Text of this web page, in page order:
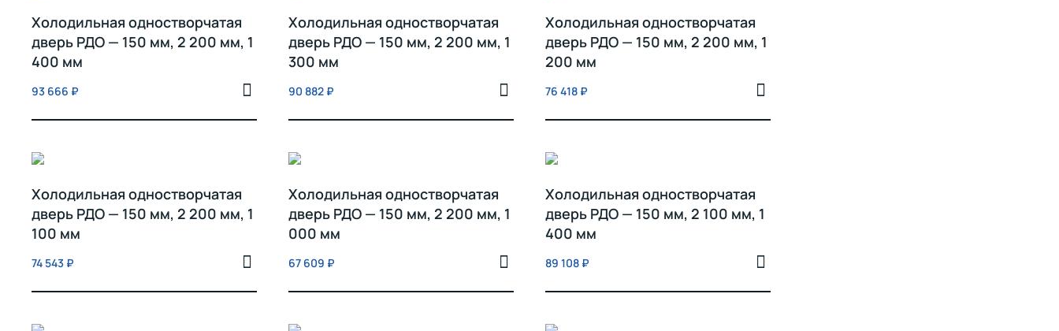
Холодильная одностворчатая
дверь РДО — 150 мм, 2 200 мм, 1
400 мм
93 666 ₽
Холодильная одностворчатая
дверь РДО — 150 мм, 2 200 мм, 1
300 мм
90 882 ₽
Холодильная одностворчатая
дверь РДО — 150 мм, 2 200 мм, 1
200 мм
76 418 ₽
Холодильная одностворчатая
дверь РДО — 150 мм, 2 200 мм, 1
100 мм
74 543 ₽
Холодильная одностворчатая
дверь РДО — 150 мм, 2 200 мм, 1
000 мм
67 609 ₽
Холодильная одностворчатая
дверь РДО — 150 мм, 2 100 мм, 1
400 мм
89 108 ₽